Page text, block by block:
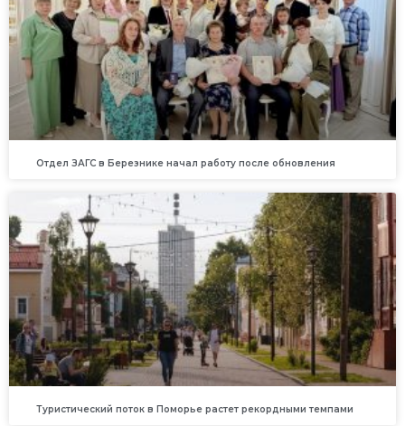
Отдел ЗАГС в Березнике начал работу после обновления
Туристический поток в Поморье растет рекордными темпами